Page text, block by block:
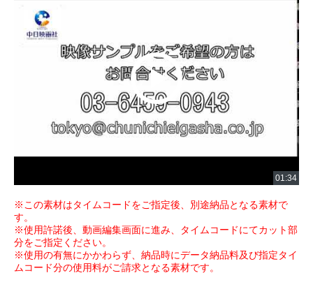
※この素材はタイムコードをご指定後、別途納品となる素材で
す。
※使用許諾後、動画編集画面に進み、タイムコードにてカット部
分をご指定ください。
※使用の有無にかかわらず、納品時にデータ納品料及び指定タイ
ムコード分の使用料がご請求となる素材です。